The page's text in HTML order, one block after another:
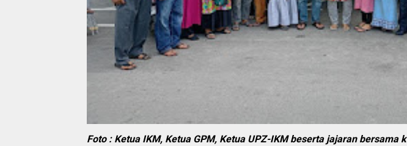
Foto : Ketua IKM, Ketua GPM, Ketua UPZ-IKM beserta jajaran bersama